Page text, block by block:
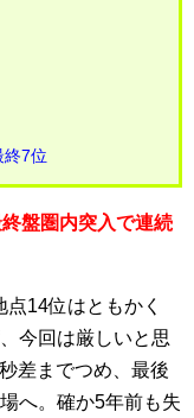
7位
盤圏内突入で連続
14位はともかく
今回は厳しいと思
差までつめ、最後
へ。確か5年前も失